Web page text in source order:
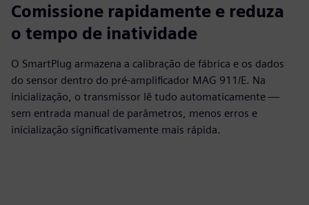
Comissione rapidamente e reduza
o tempo de inatividade
O SmartPlug armazena a calibração de fábrica e os dados
do sensor dentro do pré-amplificador MAG 911/E. Na
inicialização, o transmissor lê tudo automaticamente —
sem entrada manual de parâmetros, menos erros e
inicialização significativamente mais rápida.